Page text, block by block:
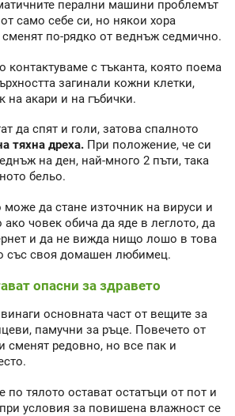
перални машини проблемът
само себе си, но някои хора
по-рядко от веднъж седмично.
контактуваме с тъканта, която поема
загинали кожни клетки,
на акари и на гъбички.
да спят и голи, затова спалното
тяхна дреха. При положение, че си
на ден, най-много 2 пъти, така
бельо.
може да стане източник на вируси и
човек обича да яде в леглото, да
и да не вижда нищо лошо в това
със своя домашен любимец.
опасни за здравето
основната част от вещите за
памучни за ръце. Повечето от
сменят редовно, но все пак и
тялото остават остатъци от пот и
условия за повишена влажност се